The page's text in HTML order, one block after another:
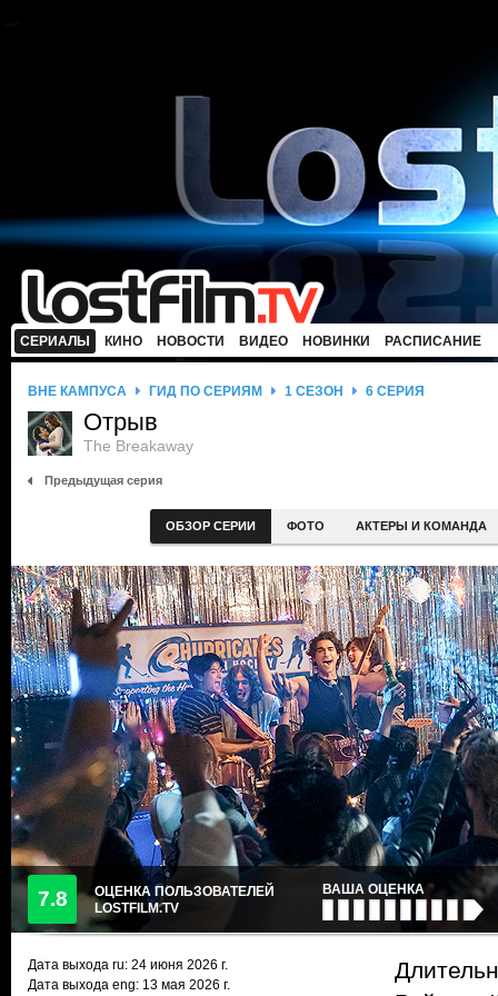
СЕРИАЛЫ КИНО НОВОСТИ ВИДЕО НОВИНКИ РАСПИСАНИЕ
ВНЕ КАМПУСА ГИД ПО СЕРИЯМ 1 СЕЗОН 6 СЕРИЯ
Отрыв
The Breakaway
Предыдущая серия
ОБЗОР СЕРИИ ФОТО АКТЕРЫ И КОМАНДА
7.8
ОЦЕНКА ПОЛЬЗОВАТЕЛЕЙ
LOSTFILM.TV
ВАША ОЦЕНКА
Дата выхода ru: 24 июня 2026 г.
Дата выхода eng: 13 мая 2026 г.